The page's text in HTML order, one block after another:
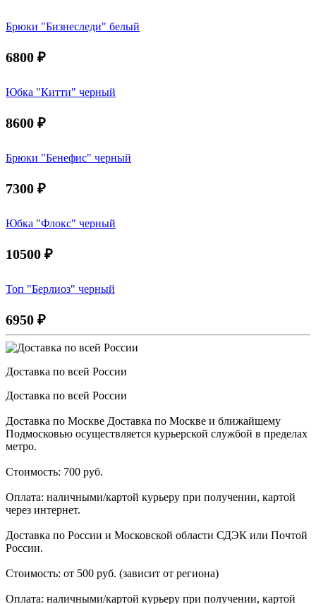
Брюки "Бизнеследи" белый
6800 ₽
Юбка "Китти" черный
8600 ₽
Брюки "Бенефис" черный
7300 ₽
Юбка "Флокс" черный
10500 ₽
Топ "Берлиоз" черный
6950 ₽
Доставка по всей России
Доставка по всей России
Доставка по Москве Доставка по Москве и ближайшему
Подмосковью осуществляется курьерской службой в пределах
метро.
Стоимость: 700 руб.
Оплата: наличными/картой курьеру при получении, картой
через интернет.
Доставка по России и Московской области СДЭК или Почтой
России.
Стоимость: от 500 руб. (зависит от региона)
Оплата: наличными/картой курьеру при получении, картой